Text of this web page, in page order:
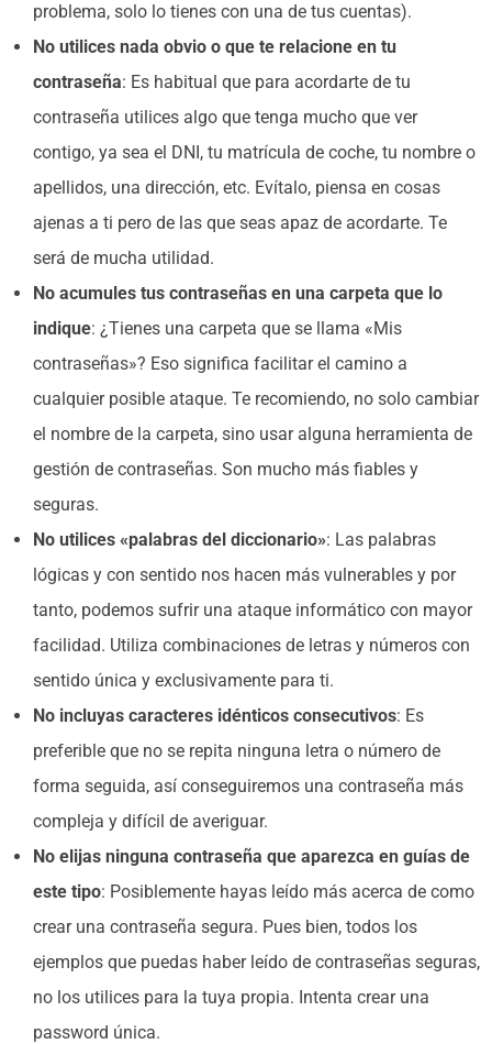
problema, solo lo tienes con una de tus cuentas).
No utilices nada obvio o que te relacione en tu
contraseña: Es habitual que para acordarte de tu
contraseña utilices algo que tenga mucho que ver
contigo, ya sea el DNI, tu matrícula de coche, tu nombre o
apellidos, una dirección, etc. Evítalo, piensa en cosas
ajenas a ti pero de las que seas apaz de acordarte. Te
será de mucha utilidad.
No acumules tus contraseñas en una carpeta que lo
indique: ¿Tienes una carpeta que se llama «Mis
contraseñas»? Eso significa facilitar el camino a
cualquier posible ataque. Te recomiendo, no solo cambiar
el nombre de la carpeta, sino usar alguna herramienta de
gestión de contraseñas. Son mucho más fiables y
seguras.
No utilices «palabras del diccionario»: Las palabras
lógicas y con sentido nos hacen más vulnerables y por
tanto, podemos sufrir una ataque informático con mayor
facilidad. Utiliza combinaciones de letras y números con
sentido única y exclusivamente para ti.
No incluyas caracteres idénticos consecutivos: Es
preferible que no se repita ninguna letra o número de
forma seguida, así conseguiremos una contraseña más
compleja y difícil de averiguar.
No elijas ninguna contraseña que aparezca en guías de
este tipo: Posiblemente hayas leído más acerca de como
crear una contraseña segura. Pues bien, todos los
ejemplos que puedas haber leído de contraseñas seguras,
no los utilices para la tuya propia. Intenta crear una
password única.